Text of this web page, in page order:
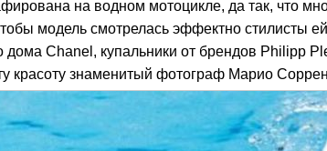
на водном мотоцикле, да так, что
модель смотрелась эффектно стилисты
дома Chanel, купальники от брендов Philipp
красоту знаменитый фотограф Марио